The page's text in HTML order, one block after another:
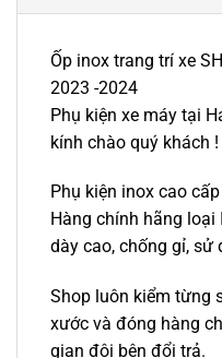
Ốp inox trang trí xe
2023 -2024
Phụ kiện xe máy tại
kính chào quý khách !
Phụ kiện inox cao cấp
Hàng chính hãng loại
dày cao, chống gỉ, sử
Shop luôn kiểm từng
xước và đóng hàng
gian đôi bên đổi trả.